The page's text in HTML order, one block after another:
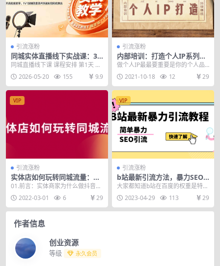
引流涨粉
同城实体直播线下实战课：3
天高密度教学，1V1定制货盘
话术快速实现同城爆店
同城直播线下课 课程安排 第1天 上
午场 9:00-19:30 同城直播团购篇 ...
2026-05-20 155 9.9
引流涨粉
内部培训：打造个人IP系列，
永久持续赚钱方法
做个人IP最最要重要是你的个人品
牌，所以你在做IP的时候一定要突
出你的个人化的形...
2021-10-18 12 29
VIP
引流涨粉
实体店如何玩转同城流量：企
业号搭建 门店认领 团购上架
01.前言：实体商家为什么做抖音企
业账号搭建.mp4 02.怎么核销顾客
的团购券...
2022-03-01 6 29
VIP
引流涨粉
b站最新引流方法，暴力SEO
引流玩法，一天可以量产几百
大家都知道b站在百度的权重是特别
高的，这种引流方法，主要就是简
单无脑，一天可以量...
2023-04-29 113 29
作者信息
创业资源
等级 永久会员